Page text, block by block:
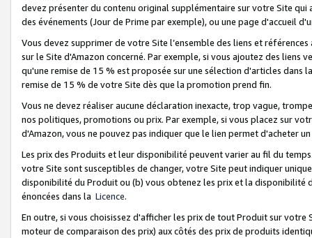
devez présenter du contenu original supplémentaire sur votre Site qui
des événements (Jour de Prime par exemple), ou une page d'accueil
Vous devez supprimer de votre Site l’ensemble des liens et
sur le Site d'Amazon concerné. Par exemple, si vous ajoutez des
qu'une remise de 15 % est proposée sur une sélection d'articles
remise de 15 % de votre Site dès que la promotion prend fin.
Vous ne devez réaliser aucune déclaration inexacte, trop vague,
nos politiques, promotions ou prix. Par exemple, si vous placez sur
d'Amazon, vous ne pouvez pas indiquer que le lien permet d'acheter
Les prix des Produits et leur disponibilité peuvent varier au fil du
votre Site sont susceptibles de changer, votre Site peut indiquer
disponibilité du Produit ou (b) vous obtenez les prix et la disponibilité
énoncées dans la Licence.
En outre, si vous choisissez d'afficher les prix de tout Produit sur
moteur de comparaison des prix) aux côtés des prix de produits